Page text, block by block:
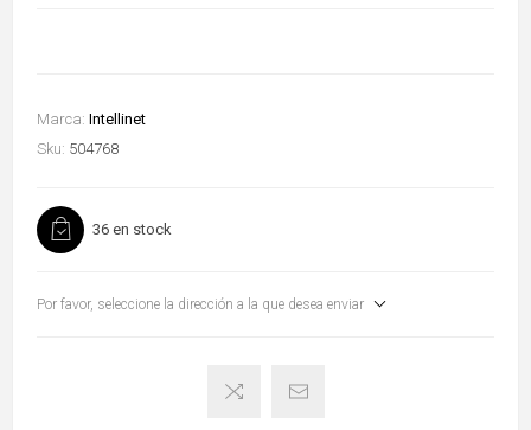
Marca: Intellinet
Sku: 504768
36 en stock
Por favor, seleccione la dirección a la que desea enviar